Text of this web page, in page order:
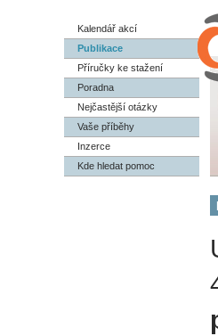
Kalendář akcí
Publikace
Příručky ke stažení
Poradna
Nejčastější otázky
Vaše příběhy
Inzerce
Kde hledat pomoc